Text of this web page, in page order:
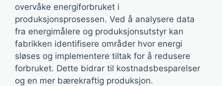
overvåke energiforbruket i
produksjonsprosessen. Ved å analysere data
fra energimålere og produksjonsutstyr kan
fabrikken identifisere områder hvor energi
sløses og implementere tiltak for å redusere
forbruket. Dette bidrar til kostnadsbesparelser
og en mer bærekraftig produksjon.